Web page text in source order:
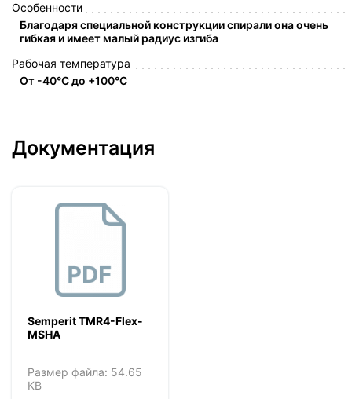
Особенности
Благодаря специальной конструкции спирали она очень
гибкая и имеет малый радиус изгиба
Рабочая температура
От -40°C до +100°C
Документация
Semperit TMR4-Flex-
MSHA
Размер файла: 54.65
KB